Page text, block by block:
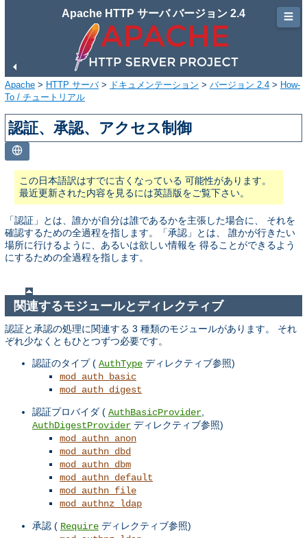
Apache HTTP サーバ バージョン 2.4
Apache > HTTP サーバ> ドキュメンテーション > バージョン 2.4 > How-
To / チュートリアル
認証、承認、アクセス制御
この日本語訳はすでに古くなっている 可能性があります。
最近更新された内容を見るには英語版をご覧下さい。
「認証」とは、誰かが自分は誰であるかを主張した場合に、 それを
確認するための全過程を指します。「承認」とは、 誰かが行きたい
場所に行けるように、あるいは欲しい情報を 得ることができるよう
にするための全過程を指します。
関連するモジュールとディレクティブ
認証と承認の処理に関連する 3 種類のモジュールがあります。 それ
ぞれ少なくともひとつずつ必要です。
認証のタイプ ( AuthType ディレクティブ参照)
mod_auth_basic
mod_auth_digest
認証プロバイダ ( AuthBasicProvider
AuthDigestProvider ディレクティブ参照)
mod_authn_anon
mod_authn_dbd
mod_authn_dbm
mod_authn_default
mod_authn_file
mod_authnz_ldap
承認 ( Require ディレクティブ参照)
☰